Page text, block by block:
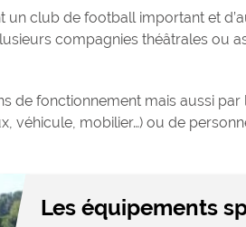
un club de football important et
compagnies théâtrales ou
de fonctionnement mais aussi par
véhicule, mobilier…) ou de
Les équipements